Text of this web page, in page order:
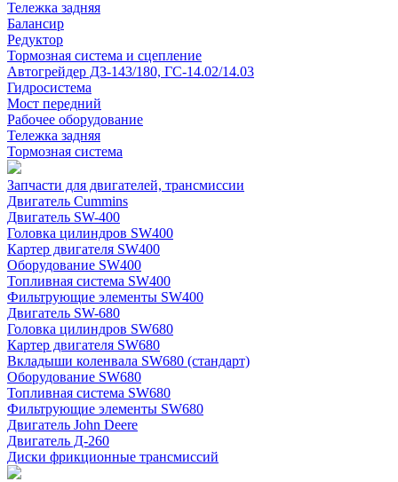
Тележка задняя
Балансир
Редуктор
Тормозная система и сцепление
Автогрейдер ДЗ-143/180, ГС-14.02/14.03
Гидросистема
Мост передний
Рабочее оборудование
Тележка задняя
Тормозная система
Запчасти для двигателей, трансмиссии
Двигатель Cummins
Двигатель SW-400
Головка цилиндров SW400
Картер двигателя SW400
Оборудование SW400
Топливная система SW400
Фильтрующие элементы SW400
Двигатель SW-680
Головка цилиндров SW680
Картер двигателя SW680
Вкладыши коленвала SW680 (стандарт)
Оборудование SW680
Топливная система SW680
Фильтрующие элементы SW680
Двигатель John Deere
Двигатель Д-260
Диски фрикционные трансмиссий